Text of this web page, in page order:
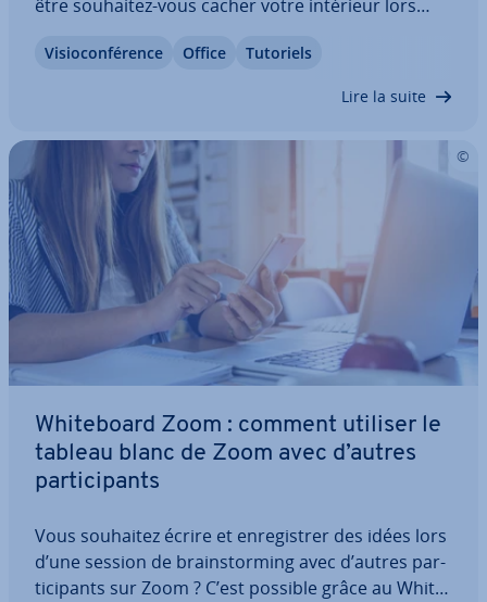
être souhaitez-vous cacher votre intérieur lors
Ou peut-être voulez-vous un fond virtuel Zoom
Vi­sio­con­fé­rence Office Tutoriels
Lire la suite
Whi­te­board Zoom : comment utiliser le
tableau blanc de Zoom avec d’autres
par­ti­ci­pants
Vous souhaitez écrire et en­re­gis­trer des idées lors
d’une session de brains­tor­ming avec d’autres par­
ti­ci­pants sur Zoom ? C’est possible grâce au Whi­te­